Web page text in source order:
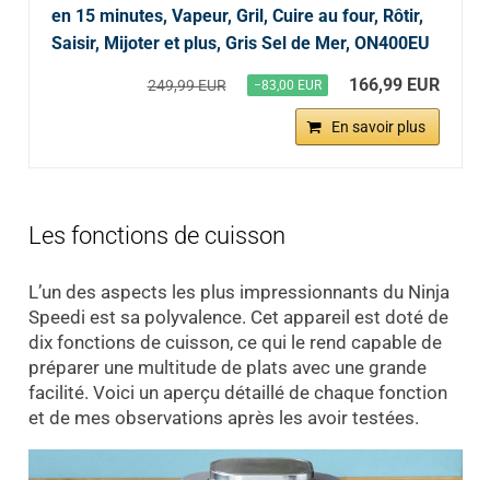
en 15 minutes, Vapeur, Gril, Cuire au four, Rôtir,
Saisir, Mijoter et plus, Gris Sel de Mer, ON400EU
249,99 EUR −83,00 EUR 166,99 EUR
En savoir plus
Les fonctions de cuisson
L’un des aspects les plus impressionnants du Ninja
Speedi est sa polyvalence. Cet appareil est doté de
dix fonctions de cuisson, ce qui le rend capable de
préparer une multitude de plats avec une grande
facilité. Voici un aperçu détaillé de chaque fonction
et de mes observations après les avoir testées.